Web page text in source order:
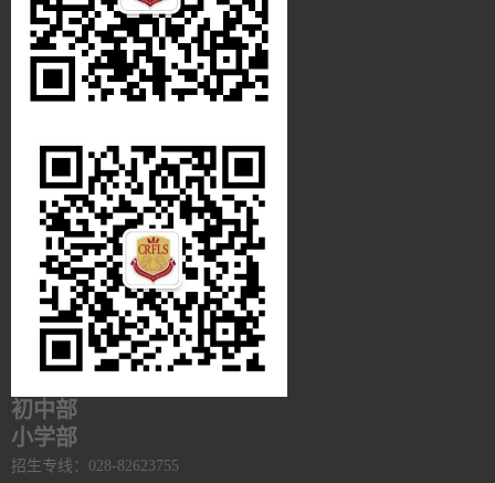
初中部
小学部
招生专线：028-82623755